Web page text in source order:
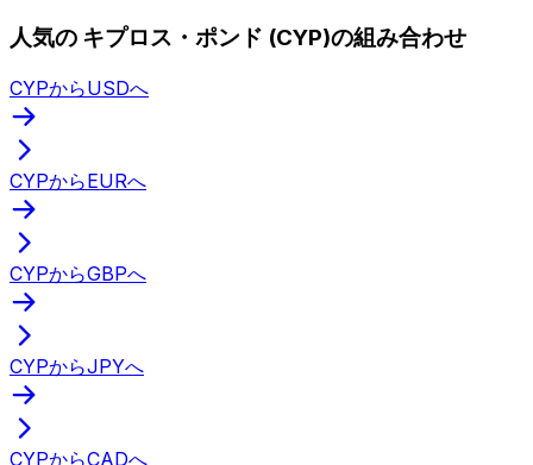
人気の キプロス・ポンド (CYP)の組み合わせ
CYPからUSDへ
CYPからEURへ
CYPからGBPへ
CYPからJPYへ
CYPからCADへ